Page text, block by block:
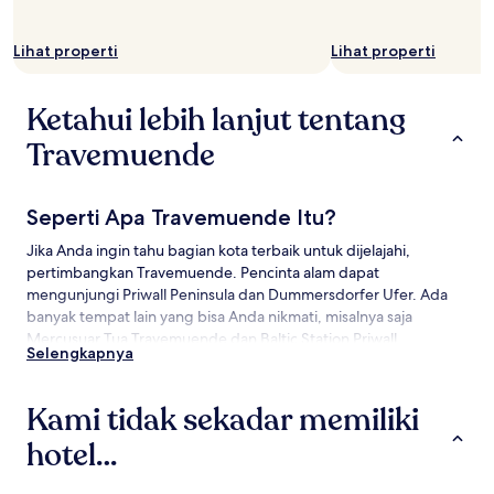
Lihat properti Lihat properti
Ketahui lebih lanjut tentang
Travemuende
Seperti Apa Travemuende Itu?
Jika Anda ingin tahu bagian kota terbaik untuk dijelajahi,
pertimbangkan Travemuende. Pencinta alam dapat
mengunjungi Priwall Peninsula dan Dummersdorfer Ufer. Ada
banyak tempat lain yang bisa Anda nikmati, misalnya saja
Mercusuar Tua Travemuende dan Baltic Station Priwall.
Penerbangan menuju:
Lübeck (LBC), terletak sekitar 19,9 km (12,3 mil) dari
Travemuende
Selengkapnya
Kami tidak sekadar memiliki
hotel…